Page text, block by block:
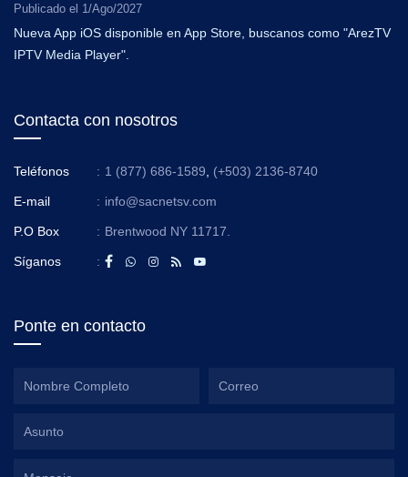
Publicado el 1/Ago/2027
Nueva App iOS disponible en App Store, buscanos como "ArezTV
IPTV Media Player".
Contacta con nosotros
Teléfonos : 1 (877) 686-1589 (+503) 2136-8740
E-mail : info@sacnetsv.com
P.O Box : Brentwood NY 11717.
Síganos :
Ponte en contacto